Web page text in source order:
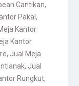
Cantikan,
Pakal ,
Kantor
Kantor
, Jual Meja
, Jual
Rungkut,